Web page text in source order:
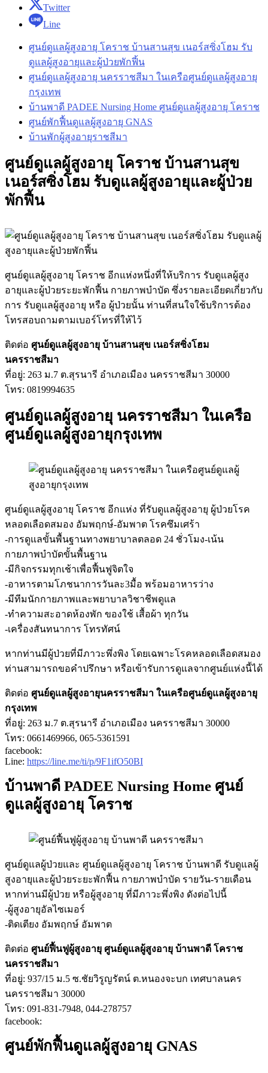
Twitter
Line
ศูนย์ดูแลผู้สูงอายุ โคราช บ้านสานสุข เนอร์สซิ่งโฮม รับ
ดูแลผู้สูงอายุและผู้ป่วยพักฟี้น
ศูนย์ดูแลผู้สูงอายุ นครราชสีมา ในเครือศูนย์ดูแลผู้สูงอายุ
กรุงเทพ
บ้านพาดี PADEE Nursing Home ศูนย์ดูแลผู้สูงอายุ โคราช
ศูนย์พักฟื้นดูแลผู้สูงอายุ GNAS
บ้านพักผู้สูงอายุราชสีมา
ศูนย์ดูแลผู้สูงอายุ โคราช บ้านสานสุข
เนอร์สซิ่งโฮม รับดูแลผู้สูงอายุและผู้ป่วย
พักฟี้น
ศูนย์ดูแลผู้สูงอายุ โคราช อีกแห่งหนึ่งที่ให้บริการ รับดูแลผู้สูง
อายุและผู้ป่วยระยะพักฟื้น กายภาพบำบัด ซึ่งรายละเอียดเกี่ยวกับ
การ รับดูแลผู้สูงอายุ หรือ ผู้ป่วยนั้น ท่านที่สนใจใช้บริการต้อง
โทรสอบถามตามเบอร์โทรที่ให้ไว้
ติดต่อ ศูนย์ดูแลผู้สูงอายุ บ้านสานสุข เนอร์สซิ่งโฮม
นครราชสีมา
ที่อยู่: 263 ม.7 ต.สุรนารี อำเภอเมือง นครราชสีมา 30000
โทร: 0819994635
ศูนย์ดูแลผู้สูงอายุ นครราชสีมา ในเครือ
ศูนย์ดูแลผู้สูงอายุกรุงเทพ
ศูนย์ดูแลผู้สูงอายุ โคราช อีกแห่ง ที่รับดูแลผู้สูงอายุ ผู้ป่วยโรค
หลอดเลือดสมอง อัมพฤกษ์-อัมพาต โรคซึมเศร้า
-การดูแลขั้นพื้นฐานทางพยาบาลตลอด 24 ชั่วโมง-เน้น
กายภาพบำบัดขั้นพื้นฐาน
-มีกิจกรรมทุกเช้าเพื่อฟื้นฟูจิตใจ
-อาหารตามโภชนาการวันละ3มื้อ พร้อมอาหารว่าง
-มีทีมนักกายภาพและพยาบาลวิชาชีพดูแล
-ทำความสะอาดห้องพัก ของใช้ เสื้อผ้า ทุกวัน
-เครื่องสันทนาการ โทรทัศน์
หากท่านมีผู้ป่วยที่มีภาวะพึ่งพิง โดยเฉพาะโรคหลอดเลือดสมอง
ท่านสามารถขอคำปรึกษา หรือเข้ารับการดูแลจากศูนย์แห่งนี้ได้
ติดต่อ ศูนย์ดูแลผู้สูงอายุนครราชสีมา ในเครือศูนย์ดูแลผู้สูงอายุ
กรุงเทพ
ที่อยู่: 263 ม.7 ต.สุรนารี อำเภอเมือง นครราชสีมา 30000
โทร: 0661469966, 065-5361591
facebook:
Line: https://line.me/ti/p/9F1ifO50BI
บ้านพาดี PADEE Nursing Home ศูนย์
ดูแลผู้สูงอายุ โคราช
ศูนย์ดูแลผู้ป่วยและ ศูนย์ดูแลผู้สูงอายุ โคราช บ้านพาดี รับดูแลผู้
สูงอายุและผู้ป่วยระยะพักฟื้น กายภาพบำบัด รายวัน-รายเดือน
หากท่านมีผู้ป่วย หรือผู้สูงอายุ ที่มีภาวะพึ่งพิง ดังต่อไปนี้
-ผู้สูงอายุอัลไซเมอร์
-ติดเตียง อัมพฤกษ์ อัมพาต
ติดต่อ ศูนย์ฟื้นฟูผู้สูงอายุ ศูนย์ดูแลผู้สูงอายุ บ้านพาดี โคราช
นครราชสีมา
ที่อยู่: 937/15 ม.5 ซ.ชัยวิรูญรัตน์ ต.หนองจะบก เทศบาลนคร
นครราชสีมา 30000
โทร: 091-831-7948, 044-278757
facebook:
ศูนย์พักฟื้นดูแลผู้สูงอายุ GNAS